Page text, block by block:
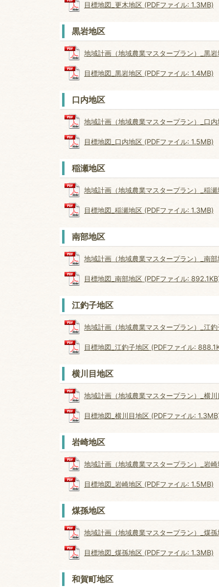
目標地図_更木地区 (PDFファイル: 1.3MB)
黒岩地区
地域計画（地域農業マスタープラン）_黒
目標地図_黒岩地区 (PDFファイル: 1.4MB)
口内地区
地域計画（地域農業マスタープラン）_口
目標地図_口内地区 (PDFファイル: 1.5MB)
稲瀬地区
地域計画（地域農業マスタープラン）_稲
目標地図_稲瀬地区 (PDFファイル: 1.3MB)
南部地区
地域計画（地域農業マスタープラン）_南
目標地図_南部地区 (PDFファイル:
江釣子地区
地域計画（地域農業マスタープラン）_江
目標地図_江釣子地区 (PDFファイル:
横川目地区
地域計画（地域農業マスタープラン）_横
目標地図_横川目地区 (PDFファイル:
岩崎地区
地域計画（地域農業マスタープラン）_岩
目標地図_岩崎地区 (PDFファイル: 1.5MB)
煤孫地区
地域計画（地域農業マスタープラン）_煤
目標地図_煤孫地区 (PDFファイル: 1.3MB)
和賀町地区